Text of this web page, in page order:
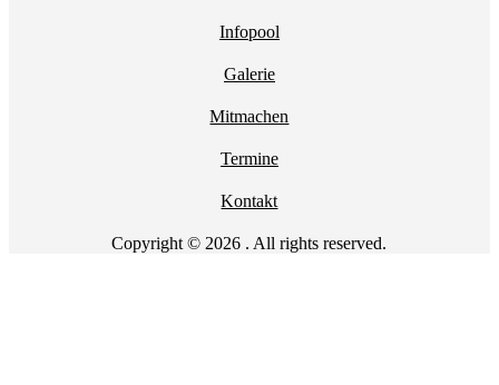
Infopool
Galerie
Mitmachen
Termine
Kontakt
Copyright © 2026 . All rights reserved.